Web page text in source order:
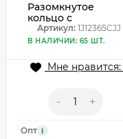
Разомкнутое
кольцо с
рельефным узором
в виде косы
Артикул:1J12365CJJ
В НАЛИЧИИ: 65 ШТ.
Мне нравится:
- +
Опт i